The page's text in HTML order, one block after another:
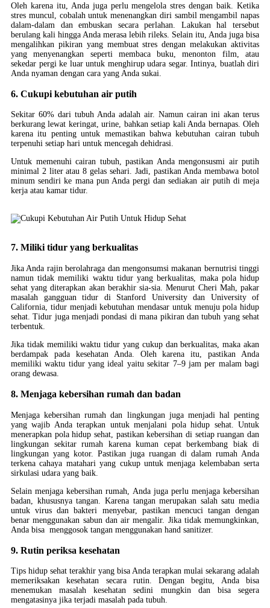
Oleh karena itu, Anda juga perlu mengelola stres dengan baik. Ketika
stres muncul, cobalah untuk menenangkan diri sambil mengambil napas
dalam-dalam dan embuskan secara perlahan. Lakukan hal tersebut
berulang kali hingga Anda merasa lebih rileks. Selain itu, Anda juga bisa
mengalihkan pikiran yang membuat stres dengan melakukan aktivitas
yang menyenangkan seperti membaca buku, menonton film, atau
sekedar pergi ke luar untuk menghirup udara segar. Intinya, buatlah diri
Anda nyaman dengan cara yang Anda sukai.
6. Cukupi kebutuhan air putih
Sekitar 60% dari tubuh Anda adalah air. Namun cairan ini akan terus
berkurang lewat keringat, urine, bahkan setiap kali Anda bernapas. Oleh
karena itu penting untuk memastikan bahwa kebutuhan cairan tubuh
terpenuhi setiap hari untuk mencegah dehidrasi.
Untuk memenuhi cairan tubuh, pastikan Anda mengonsusmi air putih
minimal 2 liter atau 8 gelas sehari. Jadi, pastikan Anda membawa botol
minum sendiri ke mana pun Anda pergi dan sediakan air putih di meja
kerja atau kamar tidur.
7. Miliki tidur yang berkualitas
Jika Anda rajin berolahraga dan mengonsumsi makanan bernutrisi tinggi
namun tidak memiliki waktu tidur yang berkualitas, maka pola hidup
sehat yang diterapkan akan berakhir sia-sia. Menurut Cheri Mah, pakar
masalah gangguan tidur di Stanford University dan University of
California, tidur menjadi kebutuhan mendasar untuk menuju pola hidup
sehat. Tidur juga menjadi pondasi di mana pikiran dan tubuh yang sehat
terbentuk.
Jika tidak memiliki waktu tidur yang cukup dan berkualitas, maka akan
berdampak pada kesehatan Anda. Oleh karena itu, pastikan Anda
memiliki waktu tidur yang ideal yaitu sekitar 7–9 jam per malam bagi
orang dewasa.
8. Menjaga kebersihan rumah dan badan
Menjaga kebersihan rumah dan lingkungan juga menjadi hal penting
yang wajib Anda terapkan untuk menjalani pola hidup sehat. Untuk
menerapkan pola hidup sehat, pastikan kebersihan di setiap ruangan dan
lingkungan sekitar rumah karena kuman cepat berkembang biak di
lingkungan yang kotor. Pastikan juga ruangan di dalam rumah Anda
terkena cahaya matahari yang cukup untuk menjaga kelembaban serta
sirkulasi udara yang baik.
Selain menjaga kebersihan rumah, Anda juga perlu menjaga kebersihan
badan, khususnya tangan. Karena tangan merupakan salah satu media
untuk virus dan bakteri menyebar, pastikan mencuci tangan dengan
benar menggunakan sabun dan air mengalir. Jika tidak memungkinkan,
Anda bisa menggosok tangan menggunakan hand sanitizer.
9. Rutin periksa kesehatan
Tips hidup sehat terakhir yang bisa Anda terapkan mulai sekarang adalah
memeriksakan kesehatan secara rutin. Dengan begitu, Anda bisa
menemukan masalah kesehatan sedini mungkin dan bisa segera
mengatasinya jika terjadi masalah pada tubuh.